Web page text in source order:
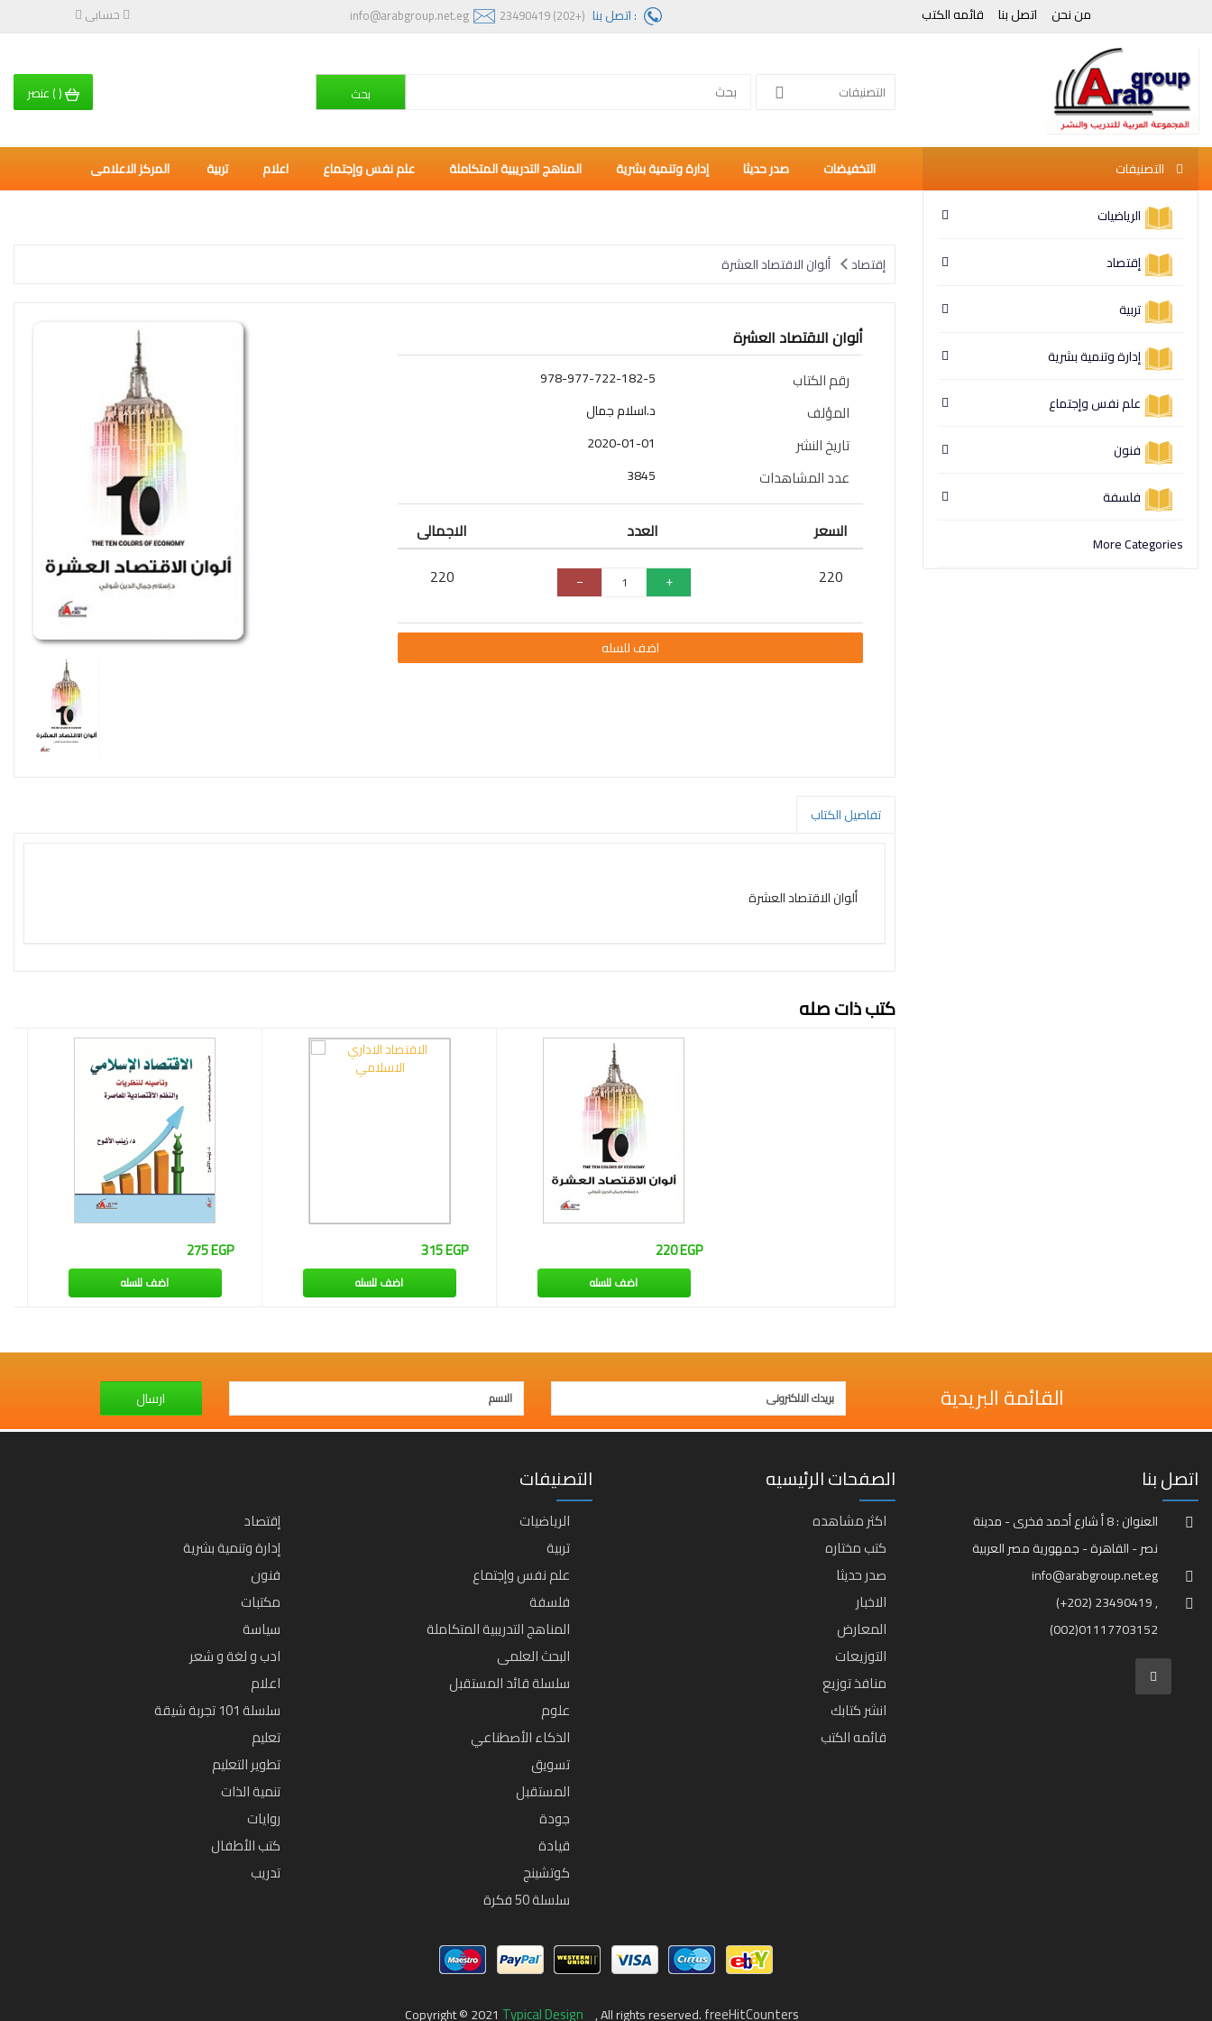
من نحن اتصل بنا قائمه الكتب : اتصل بنا (+202) 23490419
info@arabgroup.net.eg حسابى
التصنيفات بحث )عنصر
التصنيفات
الرياضيات
إقتصاد
تربية
إدارة وتنمية بشرية
علم نفس وإجتماع
فنون
فلسفة
More Categories
التخفيضات صدر حديثا إدارة وتنمية بشرية المناهج التدريبية المتكاملة علم نفس وإجتماع اعلام تربية المركز الاعلامى
إقتصاد ألوان الاقتصاد العشرة
ألوان الاقتصاد العشرة
رقم الكتاب 978-977-722-182-5
المؤلف د.اسلام جمال
تاريخ النشر 2020-01-01
عدد المشاهدات 3845
السعر العدد
الاجمالى
220
220
اضف للسله
تفاصيل الكتاب
ألوان الاقتصاد العشرة
كتب ذات صله
275 EGP
اضف للسله
315 EGP
اضف للسله
220 EGP
اضف للسله
القائمة البريدية ارسال
اتصل بنا
العنوان : 8 أ شارع أحمد فخرى - مدينة
نصر - القاهرة - جمهورية مصر العربية
info@arabgroup.net.eg
(+202) 23490419 ,
(002)01117703152
الصفحات الرئيسيه
اكثر مشاهده
كتب مختاره
صدر حديثا
الاخبار
المعارض
التوزيعات
منافذ توزيع
انشر كتابك
قائمه الكتب
التصنيفات
الرياضيات
إقتصاد
تربية
إدارة وتنمية بشرية
علم نفس وإجتماع
فنون
فلسفة
مكتبات
المناهج التدريبية المتكاملة
سياسة
البحث العلمى
ادب و لغة و شعر
سلسلة قائد المستقبل
اعلام
علوم
سلسلة 101 تجربة شيقة
الذكاء الأصطناعي
تعليم
تسويق
تطوير التعليم
المستقبل
تنمية الذات
جودة
روايات
قيادة
كتب الأطفال
كوتشينج
تدريب
سلسلة 50 فكرة
Copyright © 2021 Typical Design , All rights reserved.freeHitCounters